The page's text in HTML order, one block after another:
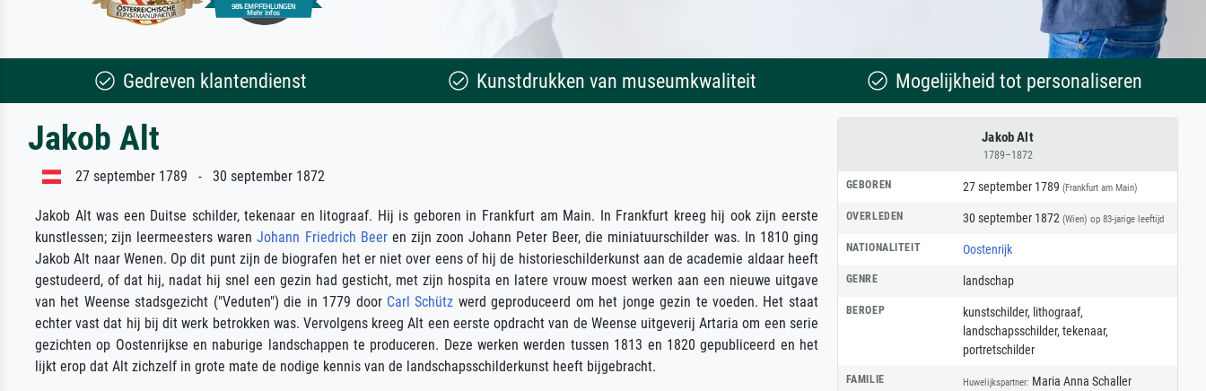
Gedreven klantendienst Kunstdrukken van museumkwaliteit Mogelijkheid tot personaliseren
Jakob Alt
1789–1872
GEBOREN 27 september 1789 (Frankfurt am Main)
OVERLEDEN 30 september 1872 (Wien) op 83-jarige leeftijd
NATIONALITEIT Oostenrijk
GENRE landschap
BEROEP kunstschilder, lithograaf,
landschapsschilder, tekenaar,
portretschilder
FAMILIE Huwelijkspartner: Maria Anna Schaller
Jakob Alt
27 september 1789 - 30 september 1872
Jakob Alt was een Duitse schilder, tekenaar en litograaf. Hij is geboren in Frankfurt am Main. In Frankfurt kreeg hij ook zijn eerste
kunstlessen; zijn leermeesters warenJohann Friedrich Beeren zijn zoon Johann Peter Beer, die miniatuurschilder was. In 1810 ging
Jakob Alt naar Wenen. Op dit punt zijn de biografen het er niet over eens of hij de historieschilderkunst aan de academie aldaar heeft
gestudeerd, of dat hij, nadat hij snel een gezin had gesticht, met zijn hospita en latere vrouw moest werken aan een nieuwe uitgave
van het Weense stadsgezicht ("Veduten") die in 1779 door Carl Schütz werd geproduceerd om het jonge gezin te voeden. Het staat
echter vast dat hij bij dit werk betrokken was. Vervolgens kreeg Alt een eerste opdracht van de Weense uitgeverij Artaria om een serie
gezichten op Oostenrijkse en naburige landschappen te produceren. Deze werken werden tussen 1813 en 1820 gepubliceerd en het
lijkt erop dat Alt zichzelf in grote mate de nodige kennis van de landschapsschilderkunst heeft bijgebracht.